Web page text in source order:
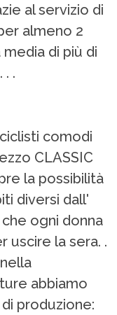
al servizio di
almeno 2
di più di
.
comodi
CLASSIC
la possibilità
diversi dall'
ogni donna
la sera. .
abbiamo
produzione: